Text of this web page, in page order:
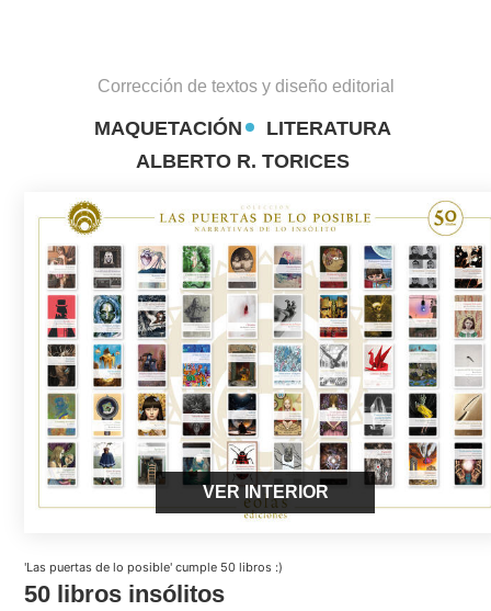
Corrección de textos y diseño editorial
MAQUETACIÓN
LITERATURA
ALBERTO R. TORICES
'Las puertas de lo posible' cumple 50 libros :)
50 libros insólitos